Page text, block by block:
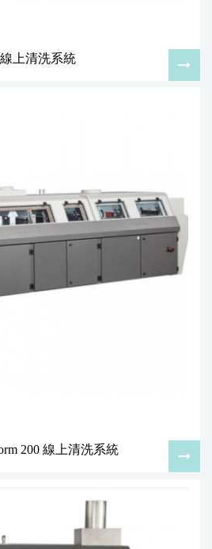
上清洗系統
200 線上清洗系統